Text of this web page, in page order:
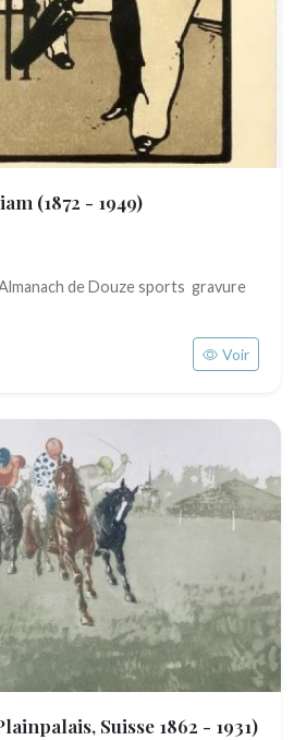
(1872 - 1949)
de Douze sports gravure
Voir
Suisse 1862 - 1931)